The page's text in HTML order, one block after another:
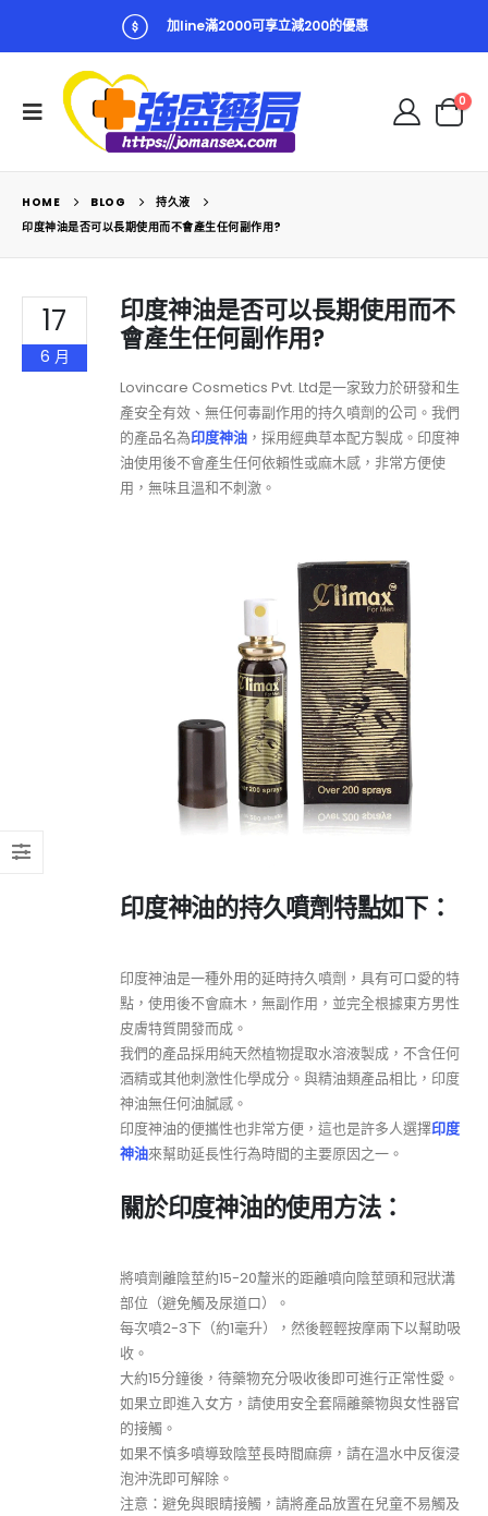
加line滿2000可享立減200的優惠
0
HOME BLOG
持久液
印度神油是否可以長期使用而不會產生任何副作用?
17
6 月
印度神油是否可以長期使用而不
會產生任何副作用?
Lovincare Cosmetics Pvt. Ltd是一家致力於研發和生
產安全有效、無任何毒副作用的持久噴劑的公司。我們
的產品名為印度神油 ，採用經典草本配方製成。印度神
油使用後不會產生任何依賴性或麻木感，非常方便使
用，無味且溫和不刺激。
印度神油的持久噴劑特點如下：
印度神油是一種外用的延時持久噴劑，具有可口愛的特
點，使用後不會麻木，無副作用，並完全根據東方男性
皮膚特質開發而成。
我們的產品採用純天然植物提取水溶液製成，不含任何
酒精或其他刺激性化學成分。與精油類產品相比，印度
神油無任何油膩感。
印度神油的便攜性也非常方便，這也是許多人選擇印度
神油來幫助延長性行為時間的主要原因之一。
關於印度神油的使用方法：
將噴劑離陰莖約15-20釐米的距離噴向陰莖頭和冠狀溝
部位（避免觸及尿道口）。
每次噴2-3下（約1毫升），然後輕輕按摩兩下以幫助吸
收。
大約15分鐘後，待藥物充分吸收後即可進行正常性愛。
如果立即進入女方，請使用安全套隔離藥物與女性器官
的接觸。
如果不慎多噴導致陰莖長時間麻痹，請在溫水中反復浸
泡沖洗即可解除。
注意：避免與眼睛接觸，請將產品放置在兒童不易觸及